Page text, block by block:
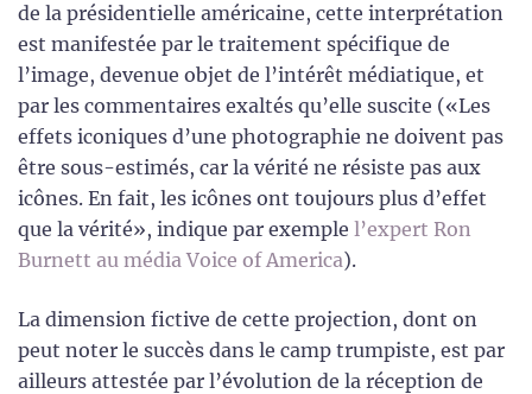
de la présidentielle américaine, cette interprétation
est manifestée par le traitement spécifique de
l’image, devenue objet de l’intérêt médiatique, et
par les commentaires exaltés qu’elle suscite («Les
effets iconiques d’une photographie ne doivent pas
être sous-estimés, car la vérité ne résiste pas aux
icônes. En fait, les icônes ont toujours plus d’effet
que la vérité», indique par exemple l’expert Ron
Burnett au média Voice of America).
La dimension fictive de cette projection, dont on
peut noter le succès dans le camp trumpiste, est par
ailleurs attestée par l’évolution de la réception de